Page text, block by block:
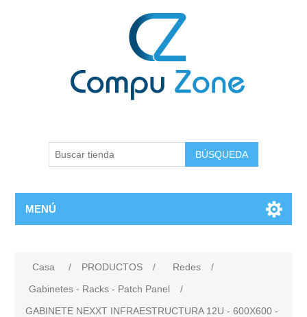
BÚSQUEDA
MENÚ
Casa / PRODUCTOS / Redes
/
Gabinetes - Racks - Patch Panel
/
GABINETE NEXXT INFRAESTRUCTURA 12U - 600X600 -